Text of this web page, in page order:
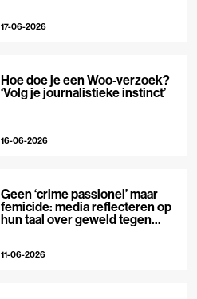
17-06-2026
Hoe doe je een Woo-verzoek?
‘Volg je journalistieke instinct’
16-06-2026
Geen ‘crime passionel’ maar
femicide: media reflecteren op
hun taal over geweld tegen
11-06-2026